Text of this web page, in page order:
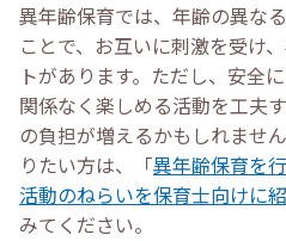
異年齢保育では、年齢の異な
ことで、お互いに刺激を受け
トがあります。ただし、安全
関係なく楽しめる活動を工夫
の負担が増えるかもしれませ
りたい方は、「異年齢保育を
活動のねらいを保育士向けに紹
みてください。